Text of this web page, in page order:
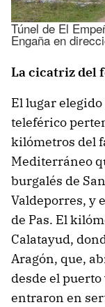
Túnel de El
Engaña en
La cicatriz del
El lugar
teleférico
kilómetros del
Mediterráneo
burgalés de
Valdeporres, y
de Pas. El
Calatayud,
Aragón, que,
desde el
entraron en